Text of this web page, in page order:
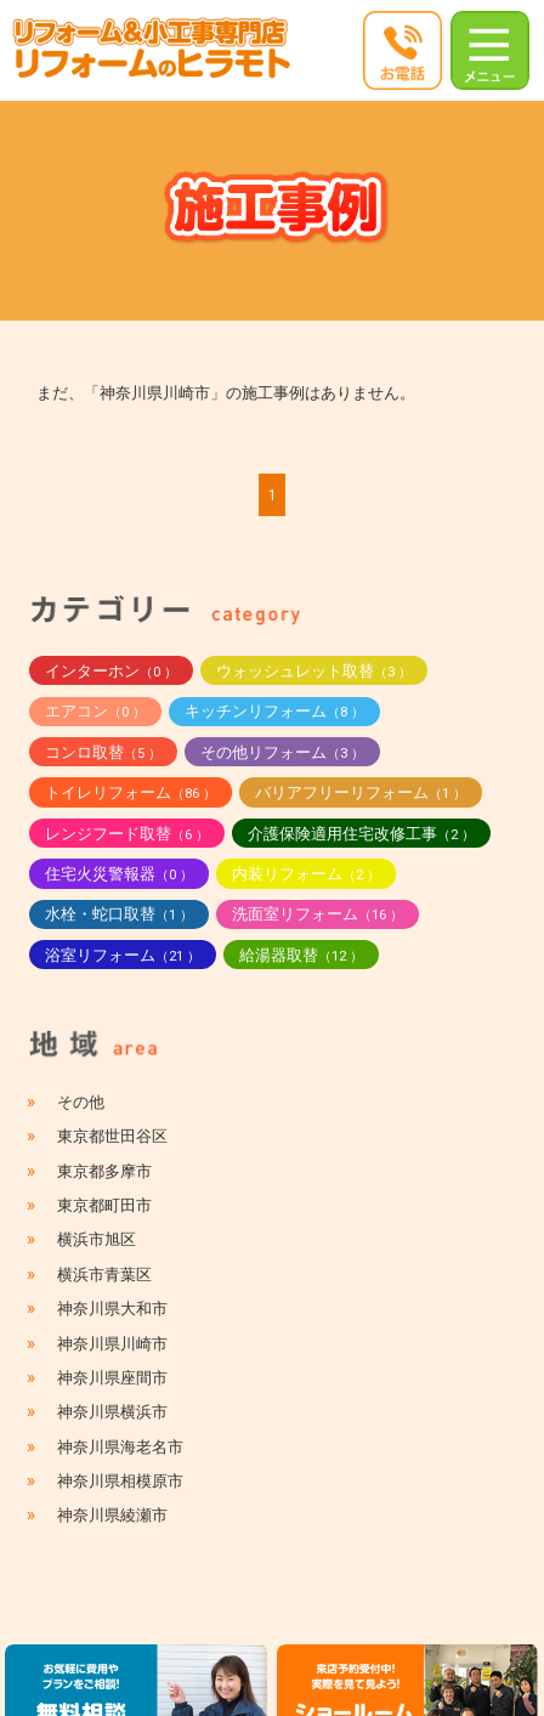
まだ、「神奈川県川崎市」の施工事例はありません。
1
インターホン （0 ） ウォッシュレット取替（3 ）
エアコン （0 ） キッチンリフォーム （8 ）
コンロ取替（5 ） その他リフォーム （3 ）
トイレリフォーム （86 ） バリアフリーリフォーム （1 ）
レンジフード取替（6 ） 介護保険適用住宅改修工事（2 ）
住宅火災警報器 （0 ） 内装リフォーム （2 ）
水栓・蛇口取替（1 ） 洗面室リフォーム （16 ）
浴室リフォーム （21 ） 給湯器取替（12 ）
» その他
» 東京都世田谷区
» 東京都多摩市
» 東京都町田市
» 横浜市旭区
» 横浜市青葉区
» 神奈川県大和市
» 神奈川県川崎市
» 神奈川県座間市
» 神奈川県横浜市
» 神奈川県海老名市
» 神奈川県相模原市
» 神奈川県綾瀬市